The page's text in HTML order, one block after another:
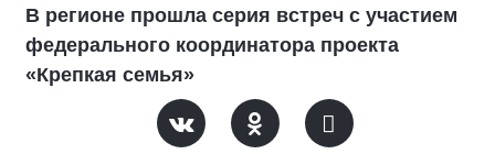
В регионе прошла серия встреч с участием
федерального координатора проекта
«Крепкая семья»